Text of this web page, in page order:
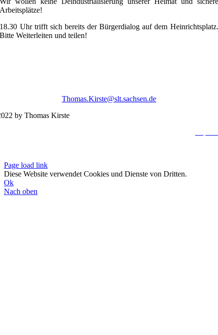
Arbeitsplätze!
18.30 Uhr trifft sich bereits der Bürgerdialog auf dem Heinrichtsplatz.
Bitte Weiterleiten und teilen!
Thomas.Kirste@slt.sachsen.de
by Thomas Kirste
Page load link
Diese Website verwendet Cookies und Dienste von Dritten.
Ok
Nach oben